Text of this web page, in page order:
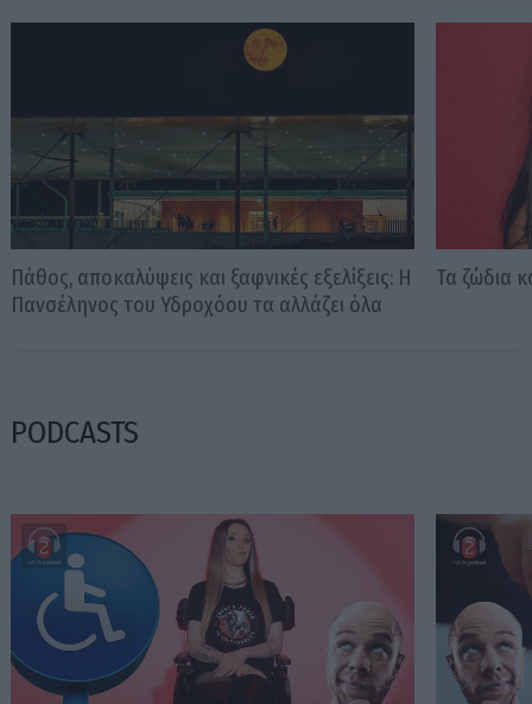
Πάθος, αποκαλύψεις και ξαφνικές εξελίξεις: Η
Πανσέληνος του Υδροχόου τα αλλάζει όλα
Τα ζώδια
PODCASTS